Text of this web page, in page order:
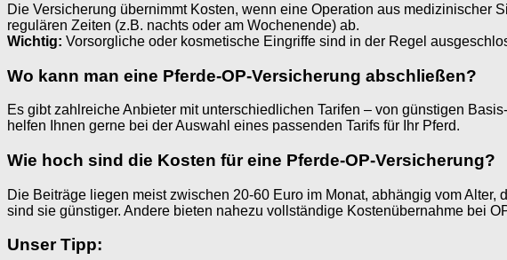
Die Versicherung übernimmt Kosten, wenn eine Operation aus medizinischer
regulären Zeiten (z.B. nachts oder am Wochenende) ab.
Wichtig: Vorsorgliche oder kosmetische Eingriffe sind in der Regel
Wo kann man eine Pferde-OP-Versicherung abschließen?
Es gibt zahlreiche Anbieter mit unterschiedlichen Tarifen – von günstigen
helfen Ihnen gerne bei der Auswahl eines passenden Tarifs für Ihr Pferd.
Wie hoch sind die Kosten für eine Pferde-OP-Versicherung?
Die Beiträge liegen meist zwischen 20-60 Euro im Monat, abhängig vom
sind sie günstiger. Andere bieten nahezu vollständige Kostenübernahme bei
Unser Tipp: